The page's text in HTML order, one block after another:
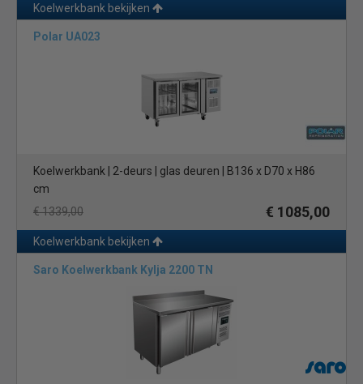
Koelwerkbank bekijken
Polar UA023
Koelwerkbank | 2-deurs | glas deuren | B136 x D70 x H86
cm
€ 1339,00
€ 1085,00
Koelwerkbank bekijken
Saro Koelwerkbank Kylja 2200 TN